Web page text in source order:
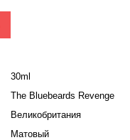
30ml
The Bluebeards Revenge
Великобритания
Матовый